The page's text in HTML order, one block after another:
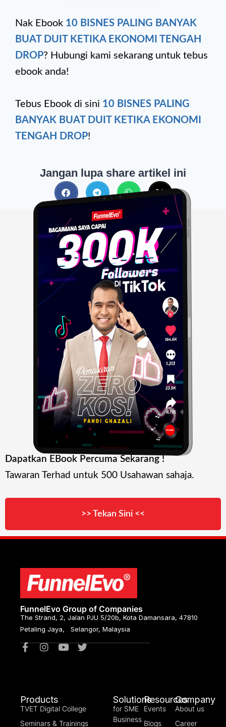
Nak Ebook 10 BISNES PALING BANYAK
BUAT DUIT KETIKA EKONOMI TENGAH
DROP? Hubungi kami sekarang untuk tebus
ebook anda!
Tebus Ebook di sini 10 BISNES PALING
BANYAK BUAT DUIT KETIKA EKONOMI
TENGAH DROP!
Jangan lupa share artikel ini
Dapatkan EBook Percuma Sekarang !
Tawaran Terhad untuk 500 Usahawan sahaja.
>> Tekan Sini <<
FunnelEvo Group of Companies
The Strand, 2, Jalan PJU 5/20b, Kota Damansara, 47810
Petaling Jaya, Selangor, Malaysia
Products
TVET Digital College
Seminars & Trainings
Solutions
for SME
Business
Resources
Events
Blogs
Company
About us
Career